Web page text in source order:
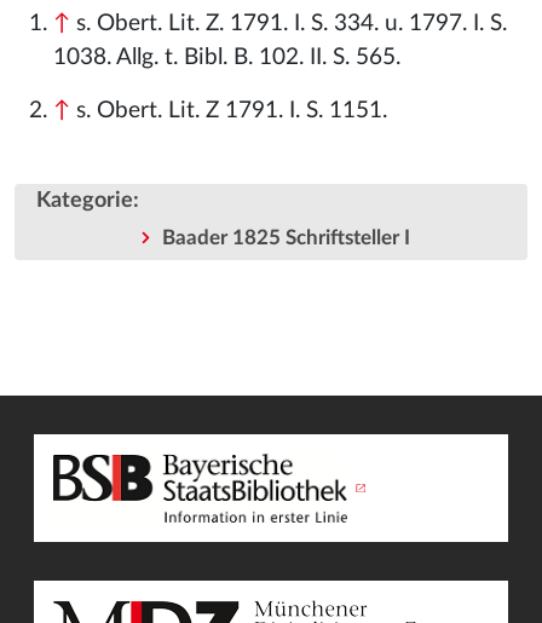
↑ s. Obert. Lit. Z. 1791. I. S. 334. u. 1797. I. S.
1038. Allg. t. Bibl. B. 102. II. S. 565.
↑ s. Obert. Lit. Z 1791. I. S. 1151.
Kategorie:
Baader 1825 Schriftsteller I